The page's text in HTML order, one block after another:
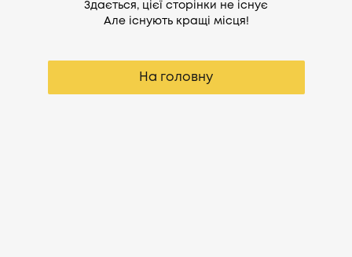
Здається, цієї сторінки не існує
Але існують кращі місця!
На головну